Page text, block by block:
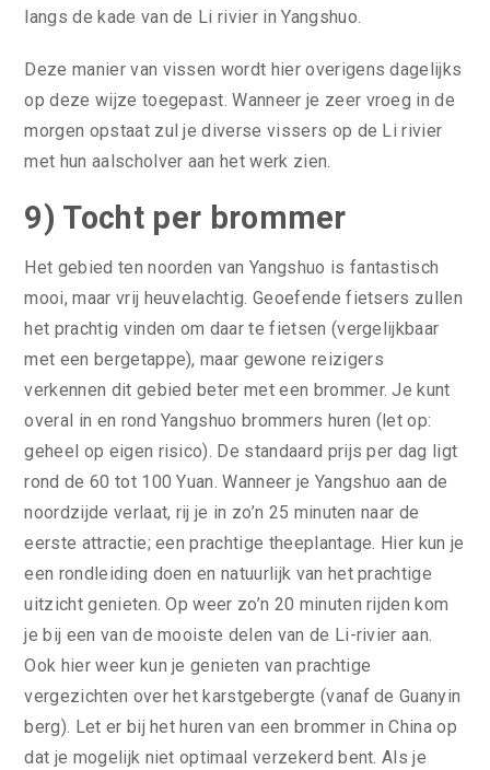
langs de kade van de Li rivier in Yangshuo.
Deze manier van vissen wordt hier overigens dagelijks
op deze wijze toegepast. Wanneer je zeer vroeg in de
morgen opstaat zul je diverse vissers op de Li rivier
met hun aalscholver aan het werk zien.
9) Tocht per brommer
Het gebied ten noorden van Yangshuo is fantastisch
mooi, maar vrij heuvelachtig. Geoefende fietsers zullen
het prachtig vinden om daar te fietsen (vergelijkbaar
met een bergetappe), maar gewone reizigers
verkennen dit gebied beter met een brommer. Je kunt
overal in en rond Yangshuo brommers huren (let op:
geheel op eigen risico). De standaard prijs per dag ligt
rond de 60 tot 100 Yuan. Wanneer je Yangshuo aan de
noordzijde verlaat, rij je in zo’n 25 minuten naar de
eerste attractie; een prachtige theeplantage. Hier kun je
een rondleiding doen en natuurlijk van het prachtige
uitzicht genieten. Op weer zo’n 20 minuten rijden kom
je bij een van de mooiste delen van de Li-rivier aan.
Ook hier weer kun je genieten van prachtige
vergezichten over het karstgebergte (vanaf de Guanyin
berg). Let er bij het huren van een brommer in China op
dat je mogelijk niet optimaal verzekerd bent. Als je